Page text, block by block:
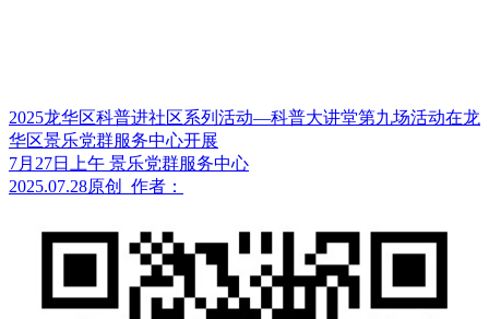
2025龙华区科普进社区系列活动—科普大讲堂第九场活动在龙
华区景乐党群服务中心开展
7月27日上午 景乐党群服务中心
2025.07.28原创 作者：